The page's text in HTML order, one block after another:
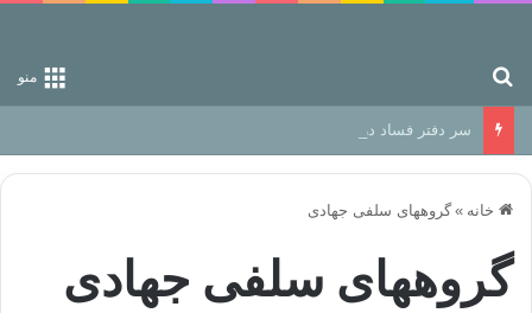
منو
سر دفتر فساد در زمین‌، دوری وکناره‌گیری از راه خداست‌!
خانه » گروههای سلفی جهادی
گروههای سلفی جهادی